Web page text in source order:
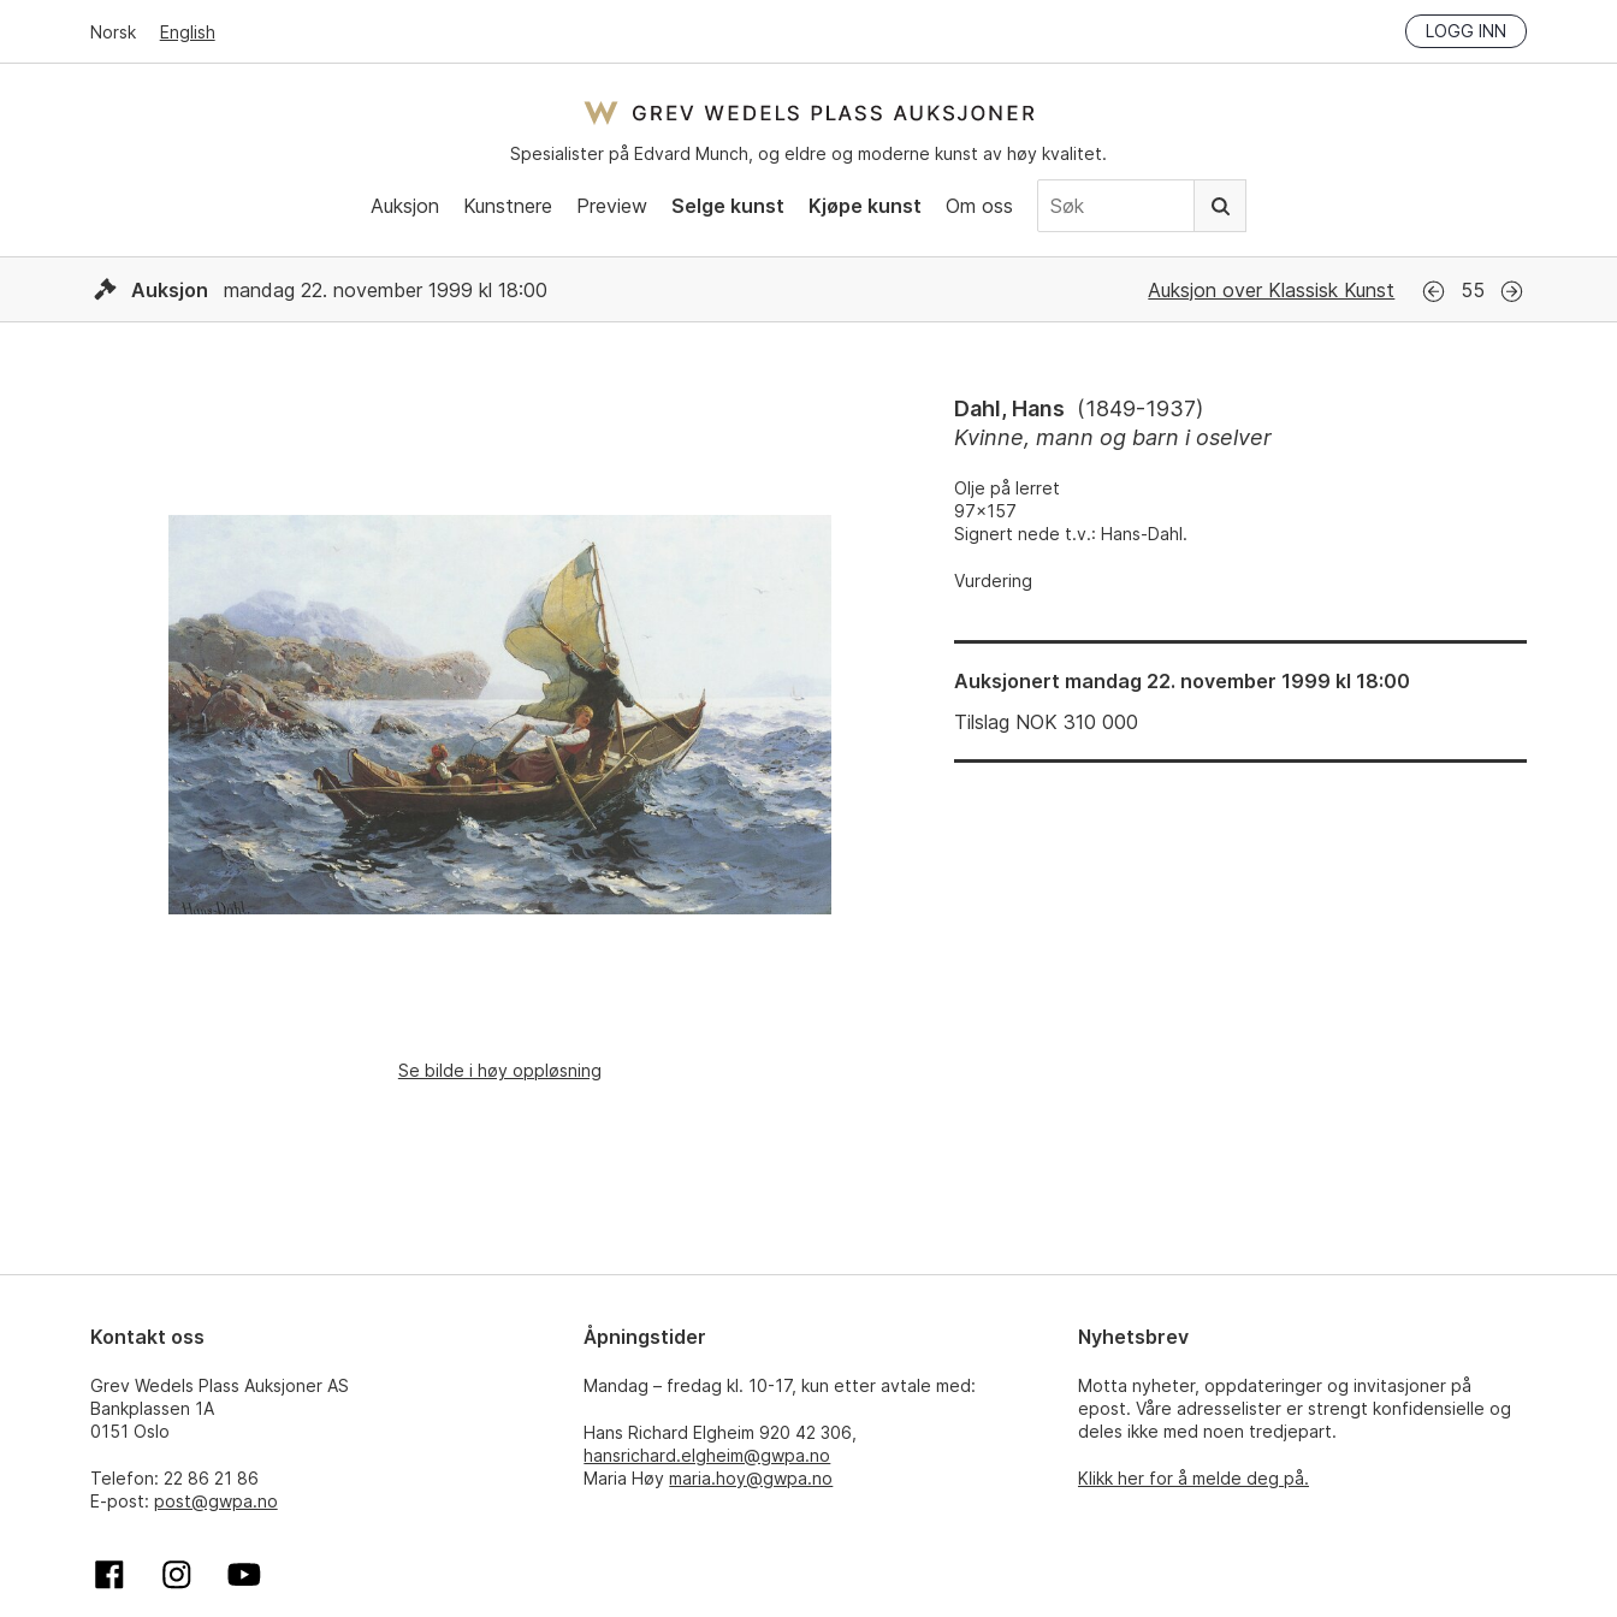
Norsk English LOGG INN
Spesialister på Edvard Munch, og eldre og moderne kunst av høy kvalitet.
Auksjon Kunstnere Preview Selge kunst Kjøpe kunst Om oss
Auksjon mandag 22. november 1999 kl 18:00 Auksjon over Klassisk Kunst 55
Se bilde i høy oppløsning
Dahl, Hans (1849-1937)
Kvinne, mann og barn i oselver
Olje på lerret
97x157
Signert nede t.v.: Hans-Dahl.
Vurdering
Auksjonert mandag 22. november 1999 kl 18:00
Tilslag NOK310 000
Kontakt oss
Grev Wedels Plass Auksjoner AS
Bankplassen 1A
0151 Oslo
Telefon: 22 86 21 86
E-post: post@gwpa.no
Åpningstider
Mandag – fredag kl. 10-17, kun etter avtale med:
Hans Richard Elgheim 920 42 306,
hansrichard.elgheim@gwpa.no
Maria Høymaria.hoy@gwpa.no
Nyhetsbrev
Motta nyheter, oppdateringer og invitasjoner på
epost. Våre adresselister er strengt konfidensielle og
deles ikke med noen tredjepart.
Klikk her for å melde deg på.